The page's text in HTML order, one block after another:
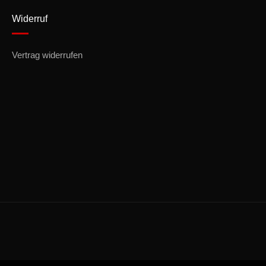
Widerruf
Vertrag widerrufen